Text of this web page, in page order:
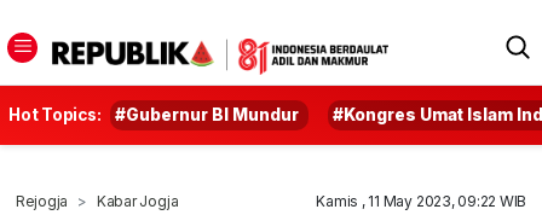
Hot Topics: #Gubernur BI Mundur #Kongres Umat Islam
Rejogja Kabar Jogja Kamis , 11 May 2023, 09:22 WIB